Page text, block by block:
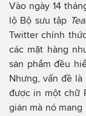
Vào ngày 14
lộ Bộ sưu tập
Twitter chính
các mặt hàng
sản phẩm đều
Nhưng, vấn đề
được in một chữ
giản mà nó